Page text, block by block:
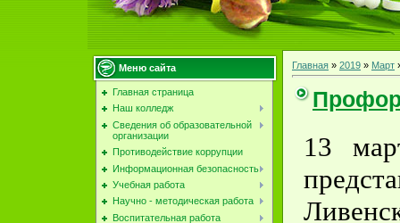
Меню сайта
Главная страница
Наш колледж
Сведения об образовательной
организации
Противодействие коррупции
Информационная безопасность
Учебная работа
Научно - методическая работа
Воспитательная работа
Главная » 2019 » Март
13